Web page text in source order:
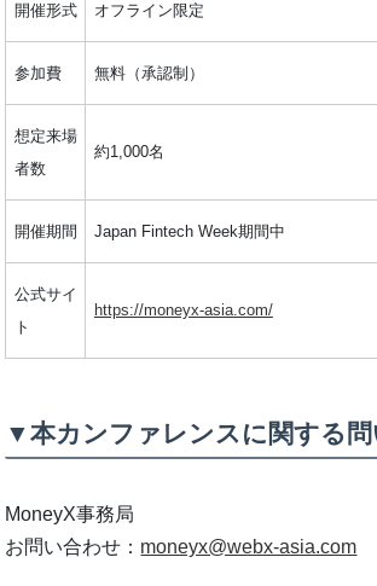
開催形式 オフライン限定
参加費 無料（承認制）
想定来場
者数
約1,000名
開催期間 Japan Fintech Week期間中
公式サイ
ト
https://moneyx-asia.com/
▼本カンファレンスに関する
MoneyX事務局
お問い合わせ： moneyx@webx-asia.com